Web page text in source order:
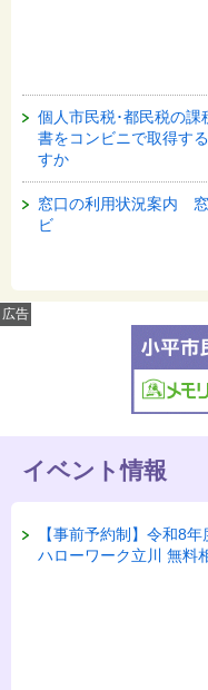
個人市民税･都民税の課
書をコンビニで取得す
すか
窓口の利用状況案内
ビ
広告
イベント情報
【事前予約制】令和8
ハローワーク立川 無料